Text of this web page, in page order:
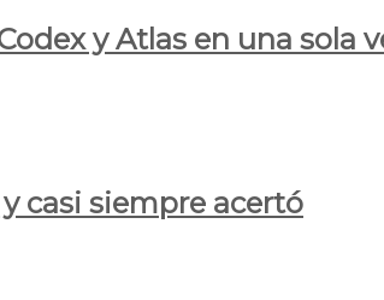
y Atlas en una sola
casi siempre acertó